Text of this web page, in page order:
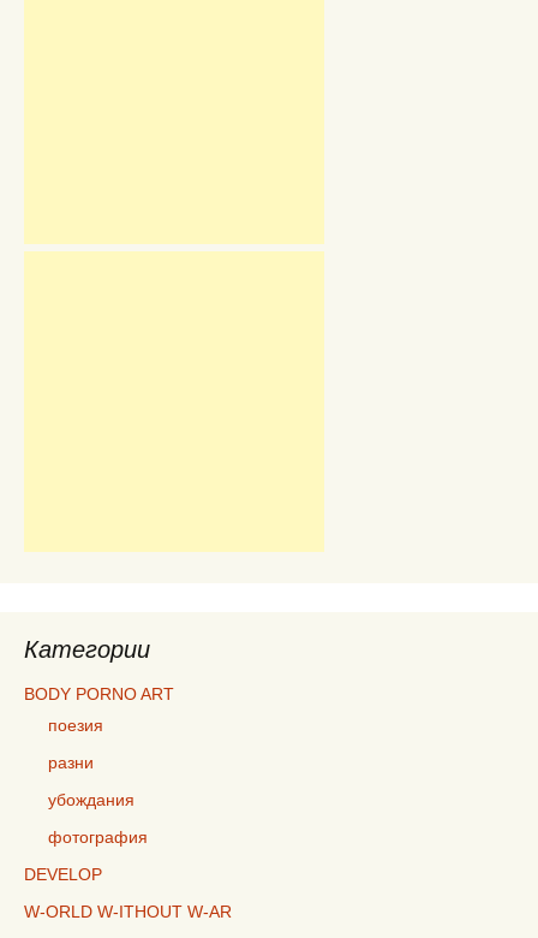
Категории
BODY PORNO ART
поезия
разни
убождания
фотография
DEVELOP
W-ORLD W-ITHOUT W-AR